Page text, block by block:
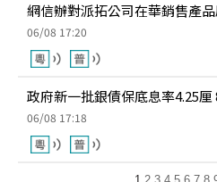
網信辦對派拓公司在華銷售產
06/08 17:20
政府新一批銀債保底息率4.25
06/08 17:18